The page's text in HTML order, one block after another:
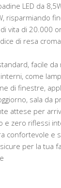
LED da
risparmiando
vita di 20.000
di resa
standard, facile
come
di finestre,
sala da
attese per
e zero riflessi
confortevole e
per la tua